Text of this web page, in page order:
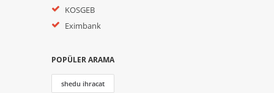
KOSGEB
Eximbank
POPÜLER ARAMA
shedu ihracat